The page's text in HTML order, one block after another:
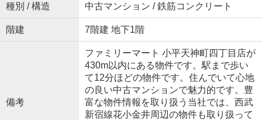
種別 / 構造 中古マンション / 鉄筋コンクリート
階建 7階建 地下1階
備考
ファミリーマート 小平天神町四丁目店が
430m以内にある物件です。駅まで歩い
て12分ほどの物件です。住んでいて心地
の良い中古マンションで魅力的です。豊
富な物件情報を取り扱う当社では、西武
新宿線花小金井周辺の物件も取り扱って